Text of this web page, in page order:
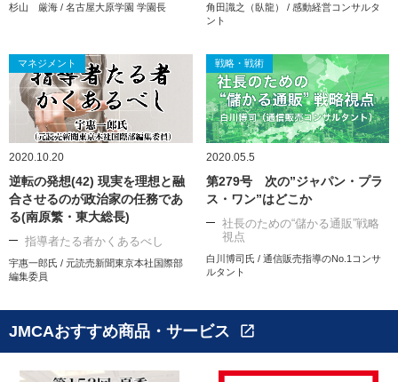
杉山 厳海 / 名古屋大原学園 学園長
角田識之（臥龍） / 感動経営コンサルタ
ント
マネジメント
2020.10.20
逆転の発想(42) 現実を理想と融
合させるのが政治家の任務であ
る(南原繁・東大総長)
指導者たる者かくあるべし
宇惠一郎氏 / 元読売新聞東京本社国際部
編集委員
戦略・戦術
2020.05.5
第279号 次の”ジャパン・プラ
ス・ワン”はどこか
社長のための“儲かる通販”戦略
視点
白川博司氏 / 通信販売指導のNo.1コンサ
ルタント
JMCAおすすめ商品・サービス open_in_new